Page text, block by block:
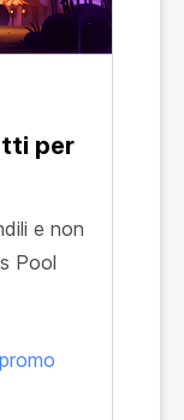
per
e non
Pool